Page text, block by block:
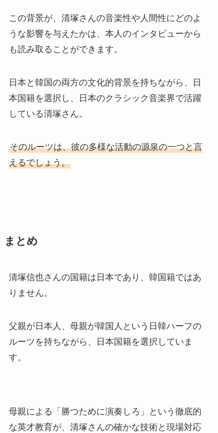
この背景が、清塚さんの音楽性や人間性にどのよ
うな影響を与えたかは、本人のインタビューから
も読み取ることができます。
日本と韓国の両方の文化的背景を持ちながら、日
本国籍を選択し、日本のクラシック音楽界で活躍
している清塚さん。
そのルーツは、彼の多様な活動の源泉の一つと言
えるでしょう。
まとめ
清塚信也さんの国籍は日本であり、韓国籍ではあ
りません。
父親が日本人、母親が韓国人という日韓ハーフの
ルーツを持ちながら、日本国籍を選択していま
す。
母親による「勝つために演奏しろ」という徹底的
な英才教育が、清塚さんの確かな技術と現場対応